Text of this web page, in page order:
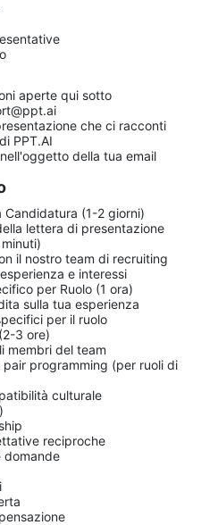
aperte qui sotto
che ci racconti
PPT.AI
della tua email
Candidatura (1-2 giorni)
lettera di presentazione
il nostro team di recruiting
e interessi
per Ruolo (1 ora)
sulla tua esperienza
per il ruolo
3 ore)
membri del team
pair programming (per ruoli di
culturale
reciproche
domande